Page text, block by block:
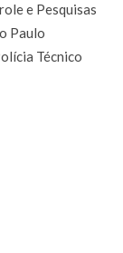
e Pesquisas
Paulo
Técnico